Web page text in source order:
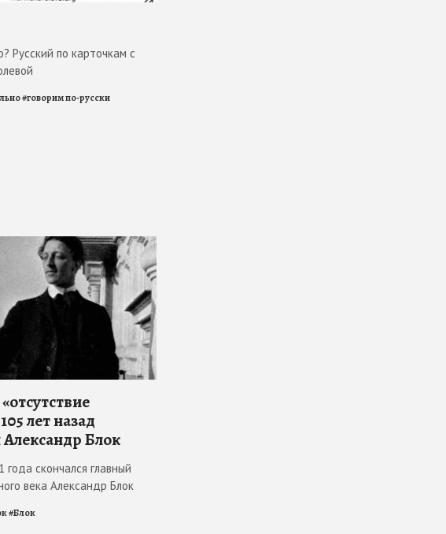
Русский по карточкам с
#говорим по-русски
лет назад
Александр Блок
года скончался главный
века Александр Блок
#Блок